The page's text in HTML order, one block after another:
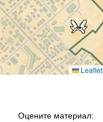
Leaflet
Оцените материал: